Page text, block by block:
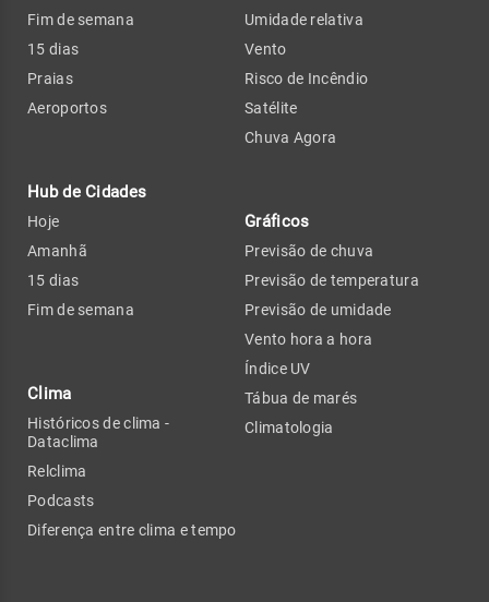
Fim de semana
15 dias
Praias
Aeroportos
Hub de Cidades
Hoje
Amanhã
15 dias
Fim de semana
Clima
Históricos de clima -
Dataclima
Relclima
Podcasts
Diferença entre clima e tempo
Umidade relativa
Vento
Risco de Incêndio
Satélite
Chuva Agora
Gráficos
Previsão de chuva
Previsão de temperatura
Previsão de umidade
Vento hora a hora
Índice UV
Tábua de marés
Climatologia